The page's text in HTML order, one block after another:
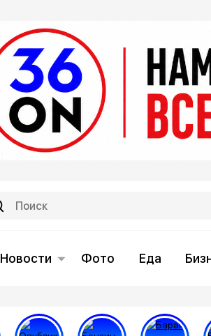
Новости Фото Еда